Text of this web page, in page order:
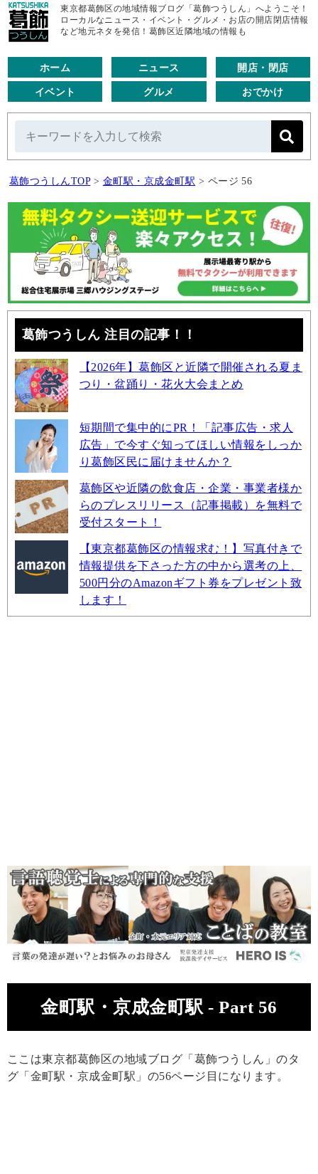
東京都葛飾区の地域情報ブログ「葛飾つうしん」へようこそ！
ローカルなニュース・イベント・グルメ・お店の開店閉店情報
など地元ネタを発信！葛飾区近隣地域の情報も
ホーム ニュース 開店・閉店
イベント グルメ おでかけ
葛飾つうしんTOP > 金町駅・京成金町駅 > ページ 56
葛飾つうしん 注目の記事！！
【2026年】葛飾区と近隣で開催される夏ま
つり・盆踊り・花火大会まとめ
短期間で集中的にPR！「記事広告・求人
広告」で今すぐ知ってほしい情報をしっか
り葛飾区民に届けませんか？
葛飾区や近隣の飲食店・企業・事業者様か
らのプレスリリース（記事掲載）を無料で
受付スタート！
【東京都葛飾区の情報求む！】写真付きで
情報提供を下さった方の中から選考の上、
500円分のAmazonギフト券をプレゼント致
します！
金町駅・京成金町駅 - Part 56
ここは東京都葛飾区の地域ブログ「葛飾つうしん」のタ
グ「金町駅・京成金町駅」の56ページ目になります。